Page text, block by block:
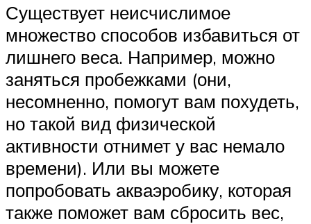
Существует неисчислимое
множество способов избавиться от
лишнего веса. Например, можно
заняться пробежками (они,
несомненно, помогут вам похудеть,
но такой вид физической
активности отнимет у вас немало
времени). Или вы можете
попробовать акваэробику, которая
также поможет вам сбросить вес,